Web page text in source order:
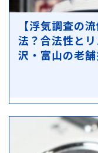
【浮気調査の
法？合法性と
沢・富山の老